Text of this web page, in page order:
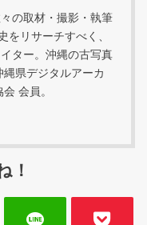
の取材・撮影・執筆
をリサーチすべく、
ター。沖縄の古写真
県デジタルアーカ
会員。
！